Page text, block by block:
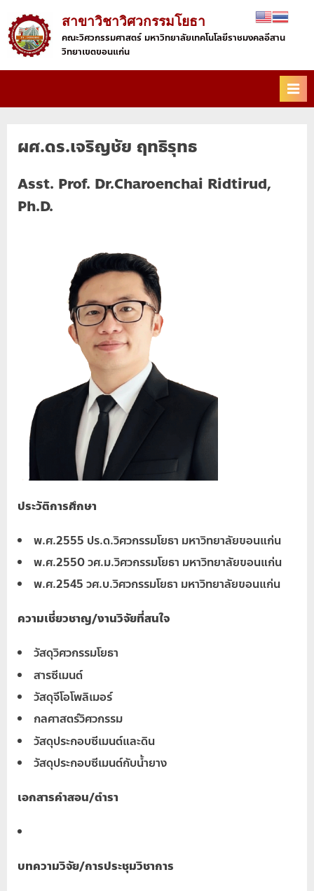
to
content
สาขาวิชาวิศวกรรมโยธา
คณะวิศวกรรมศาสตร์ มหาวิทยาลัยเทคโนโลยีราชมงคลอีสาน
วิทยาเขตขอนแก่น
ผศ.ดร.เจริญชัย ฤทธิรุทธ
Asst. Prof. Dr.Charoenchai Ridtirud,
Ph.D.
ประวัติการศึกษา
พ.ศ.2555 ปร.ด.วิศวกรรมโยธา มหาวิทยาลัยขอนแก่น
พ.ศ.2550 วศ.ม.วิศวกรรมโยธา มหาวิทยาลัยขอนแก่น
พ.ศ.2545 วศ.บ.วิศวกรรมโยธา มหาวิทยาลัยขอนแก่น
ความเชี่ยวชาญ/งานวิจัยที่สนใจ
วัสดุวิศวกรรมโยธา
สารซีเมนต์
วัสดุจีโอโพลิเมอร์
กลศาสตร์วิศวกรรม
วัสดุประกอบซีเมนต์และดิน
วัสดุประกอบซีเมนต์กับน้ำยาง
เอกสารคำสอน/ตำรา
บทความวิจัย/การประชุมวิชาการ